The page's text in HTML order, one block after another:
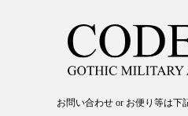
お問い合わせ or お便り等は下